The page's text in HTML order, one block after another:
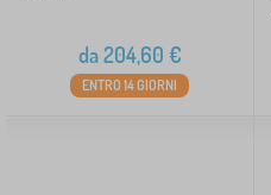
da204,60 €
ENTRO 14 GIORNI